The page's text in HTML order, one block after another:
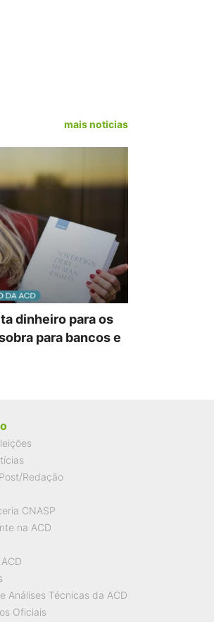
mais noticias
dinheiro para os
para bancos e
Redação
CNASP
na ACD
Análises Técnicas da ACD
Oficiais